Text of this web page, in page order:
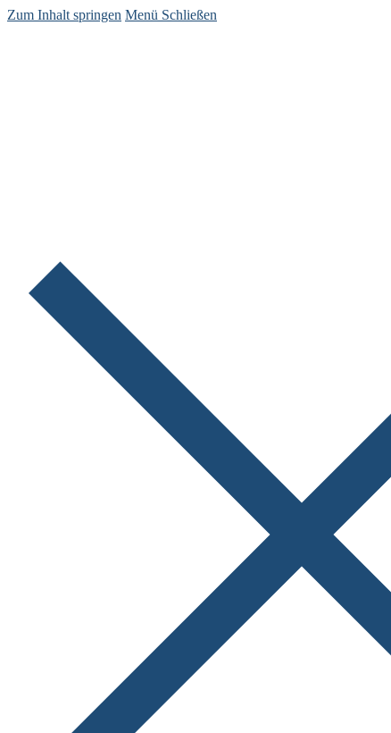
Zum Inhalt springen Menü Schließen